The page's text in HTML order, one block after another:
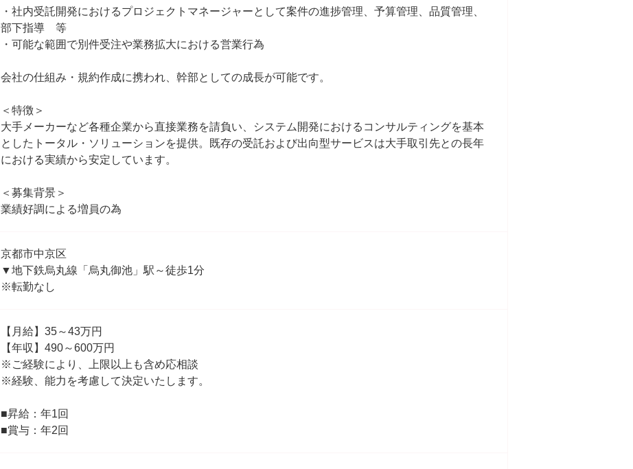
・社内受託開発におけるプロジェクトマネージャーとして案件の進捗管理、予算管理、品質管理、
部下指導 等
・可能な範囲で別件受注や業務拡大における営業行為
会社の仕組み・規約作成に携われ、幹部としての成長が可能です。
＜特徴＞
大手メーカーなど各種企業から直接業務を請負い、システム開発におけるコンサルティングを基本
としたトータル・ソリューションを提供。既存の受託および出向型サービスは大手取引先との長年
における実績から安定しています。
＜募集背景＞
業績好調による増員の為
京都市中京区
▼地下鉄烏丸線「烏丸御池」駅～徒歩1分
※転勤なし
【月給】35～43万円
【年収】490～600万円
※ご経験により、上限以上も含め応相談
※経験、能力を考慮して決定いたします。
■昇給：年1回
■賞与：年2回